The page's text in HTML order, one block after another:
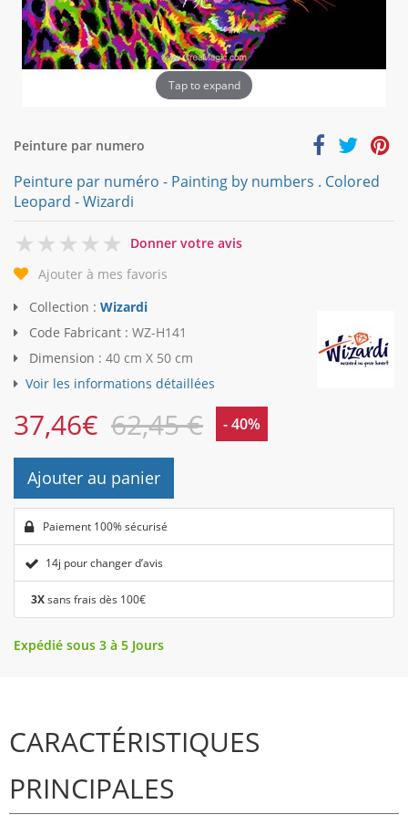
Tap to expand
Peinture par numero
Peinture par numéro - Painting by numbers . Colored
Leopard - Wizardi
0
Donner votre avis
Ajouter à mes favoris
Collection : Wizardi
Code Fabricant : WZ-H141
Dimension : 40 cm X 50 cm
Voir les informations détaillées
37,46€ 62,45 € - 40%
Ajouter au panier
Paiement 100% sécurisé
14j pour changer d’avis
3Xsans frais dès 100€
Expédié sous 3 à 5 Jours
CARACTÉRISTIQUES
PRINCIPALES